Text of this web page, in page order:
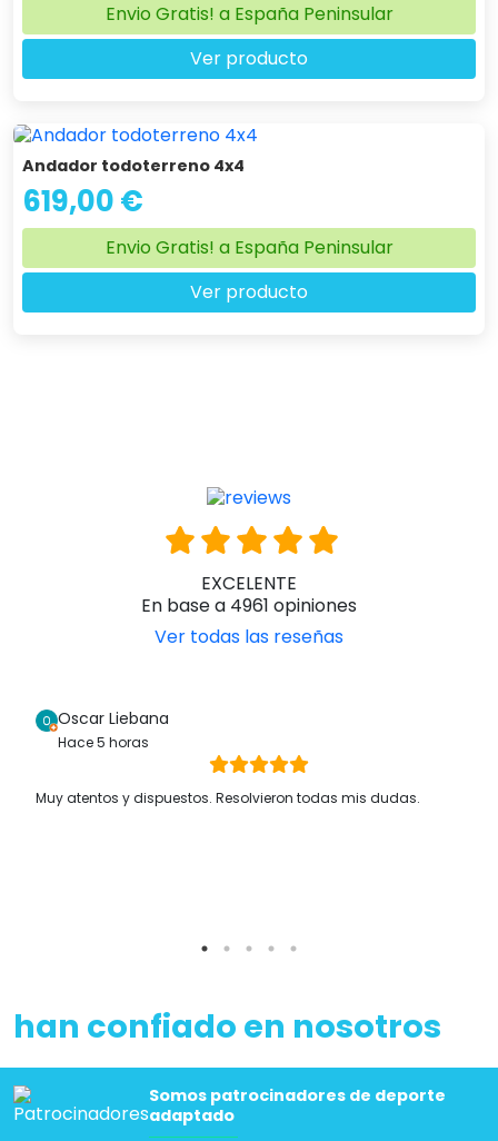
Envio Gratis! a España Peninsular
Ver producto
Andador todoterreno 4x4
619,00 €
Envio Gratis! a España Peninsular
Ver producto
EXCELENTE
En base a 4961 opiniones
Ver todas las reseñas
Oscar Liebana
Hace 5 horas
Muy atentos y dispuestos. Resolvieron todas mis dudas.
han confiado en nosotros
Somos patrocinadores de deporte
adaptado